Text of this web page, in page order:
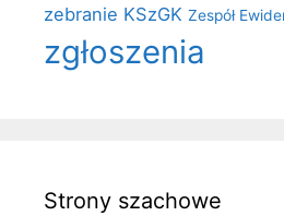
zebranie KSzGK Zespół
zgłoszenia
Strony szachowe